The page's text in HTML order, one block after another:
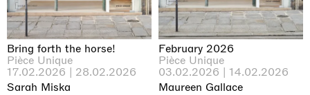
Bring forth the horse!
Pièce Unique
17.02.2026 | 28.02.2026
Sarah Miska
February 2026
Pièce Unique
03.02.2026 | 14.02.2026
Maureen Gallace